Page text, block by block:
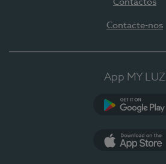
Contactos
Contacte-nos
App MY LUZ